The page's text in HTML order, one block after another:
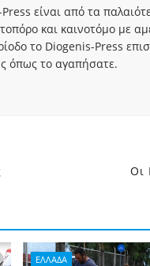
είναι από τα
και καινοτόμο με
το Diogenis-Press
όπως το αγαπήσατε.
Oι
ΕΛΛΑΔΑ